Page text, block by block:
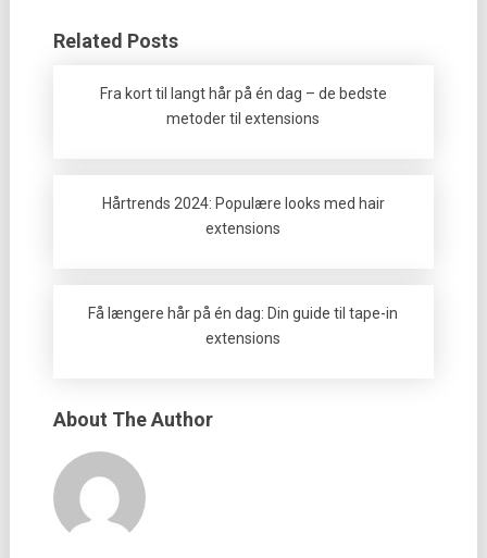
Related Posts
Fra kort til langt hår på én dag – de bedste
metoder til extensions
Hårtrends 2024: Populære looks med hair
extensions
Få længere hår på én dag: Din guide til tape-in
extensions
About The Author